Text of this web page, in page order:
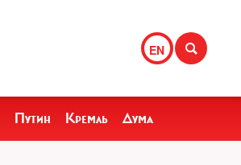
EN
Путин Кремль Дума